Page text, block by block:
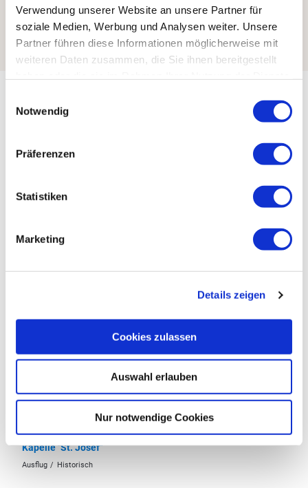
Verwendung unserer Website an unsere Partner für
soziale Medien, Werbung und Analysen weiter. Unsere
Partner führen diese Informationen möglicherweise mit
weiteren Daten zusammen, die Sie ihnen bereitgestellt
Notwendig
Präferenzen
Statistiken
Marketing
Details zeigen
Cookies zulassen
Auswahl erlauben
Nur notwendige Cookies
Allgemeine Informationen
Öffnungszeiten
Das könnte Sie auch interessieren
Kapelle "St. Josef"
Ausflug Historisch